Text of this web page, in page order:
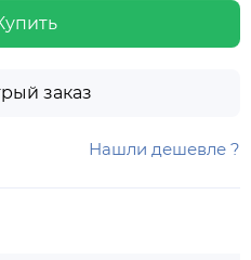
заказ
Нашли дешевле ?